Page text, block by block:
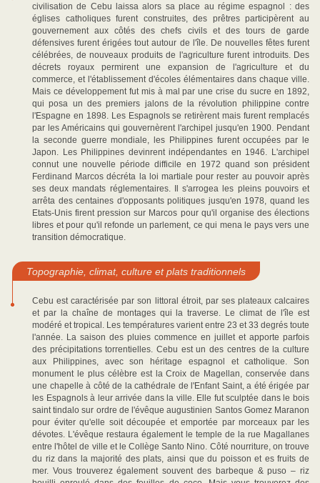
civilisation de Cebu laissa alors sa place au régime espagnol : des
églises catholiques furent construites, des prêtres participèrent au
gouvernement aux côtés des chefs civils et des tours de garde
défensives furent érigées tout autour de l'île. De nouvelles fêtes furent
célébrées, de nouveaux produits de l'agriculture furent introduits. Des
décrets royaux permirent une expansion de l'agriculture et du
commerce, et l'établissement d'écoles élémentaires dans chaque ville.
Mais ce développement fut mis à mal par une crise du sucre en 1892,
qui posa un des premiers jalons de la révolution philippine contre
l'Espagne en 1898. Les Espagnols se retirèrent mais furent remplacés
par les Américains qui gouvernèrent l'archipel jusqu'en 1900. Pendant
la seconde guerre mondiale, les Philippines furent occupées par le
Japon. Les Philippines devinrent indépendantes en 1946. L'archipel
connut une nouvelle période difficile en 1972 quand son président
Ferdinand Marcos décréta la loi martiale pour rester au pouvoir après
ses deux mandats réglementaires. Il s'arrogea les pleins pouvoirs et
arrêta des centaines d'opposants politiques jusqu'en 1978, quand les
Etats-Unis firent pression sur Marcos pour qu'il organise des élections
libres et pour qu'il refonde un parlement, ce qui mena le pays vers une
transition démocratique.
Topographie, climat, culture et plats traditionnels
Cebu est caractérisée par son littoral étroit, par ses plateaux calcaires
et par la chaîne de montages qui la traverse. Le climat de l'île est
modéré et tropical. Les températures varient entre 23 et 33 degrés toute
l'année. La saison des pluies commence en juillet et apporte parfois
des précipitations torrentielles. Cebu est un des centres de la culture
aux Philippines, avec son héritage espagnol et catholique. Son
monument le plus célèbre est la Croix de Magellan, conservée dans
une chapelle à côté de la cathédrale de l'Enfant Saint, a été érigée par
les Espagnols à leur arrivée dans la ville. Elle fut sculptée dans le bois
saint tindalo sur ordre de l'évêque augustinien Santos Gomez Maranon
pour éviter qu'elle soit découpée et emportée par morceaux par les
dévotes. L'évêque restaura également le temple de la rue Magallanes
entre l'hôtel de ville et le Collège Santo Nino. Côté nourriture, on trouve
du riz dans la majorité des plats, ainsi que du poisson et es fruits de
mer. Vous trouverez également souvent des barbeque & puso – riz